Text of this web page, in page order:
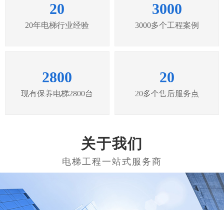
20
20年电梯行业经验
3000
3000多个工程案例
2800
现有保养电梯2800台
20
20多个售后服务点
关于我们